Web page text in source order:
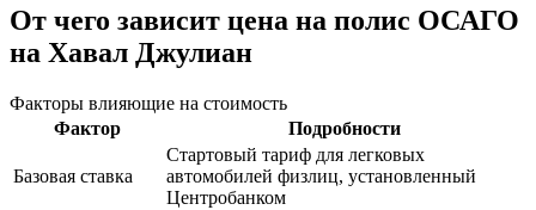
От чего зависит цена на полис ОСАГО
на Хавал Джулиан
Факторы влияющие на стоимость
Фактор
Подробности
Базовая ставка
Стартовый тариф для легковых
автомобилей физлиц, установленный
Центробанком